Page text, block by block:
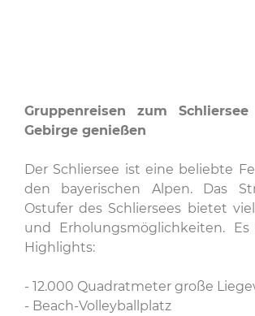
Gruppenreisen zum
Gebirge genießen
Der Schliersee ist eine beliebte
den bayerischen Alpen. Das
Ostufer des Schliersees bietet
und Erholungsmöglichkeiten.
Highlights:
- 12.000 Quadratmeter große
- Beach-Volleyballplatz